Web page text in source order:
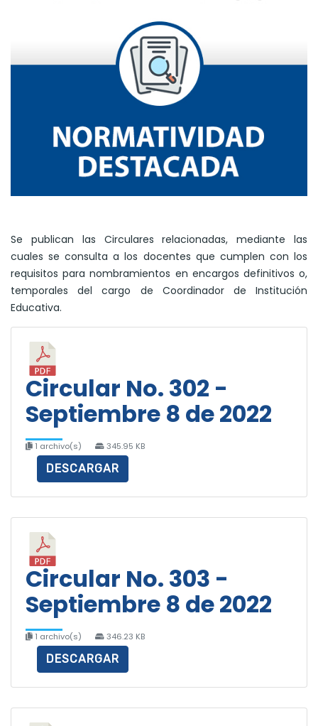
Se publican las Circulares relacionadas, mediante las
cuales se consulta a los docentes que cumplen con los
requisitos para nombramientos en encargos definitivos o,
temporales del cargo de Coordinador de Institución
Educativa.
Circular No. 302 -
Septiembre 8 de 2022
1 archivo(s) 345.95 KB
DESCARGAR
Circular No. 303 -
Septiembre 8 de 2022
1 archivo(s) 346.23 KB
DESCARGAR